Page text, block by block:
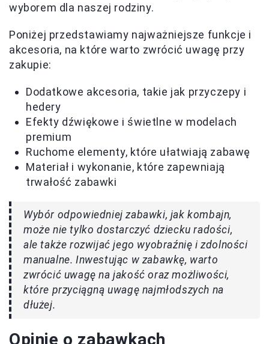
wyborem dla naszej rodziny.
Poniżej przedstawiamy najważniejsze funkcje i
akcesoria, na które warto zwrócić uwagę przy
zakupie:
Dodatkowe akcesoria, takie jak przyczepy i
hedery
Efekty dźwiękowe i świetlne w modelach
premium
Ruchome elementy, które ułatwiają zabawę
Materiał i wykonanie, które zapewniają
trwałość zabawki
Wybór odpowiedniej zabawki, jak kombajn,
może nie tylko dostarczyć dziecku radości,
ale także rozwijać jego wyobraźnię i zdolności
manualne. Inwestując w zabawkę, warto
zwrócić uwagę na jakość oraz możliwości,
które przyciągną uwagę najmłodszych na
dłużej.
Opinie o zabawkach